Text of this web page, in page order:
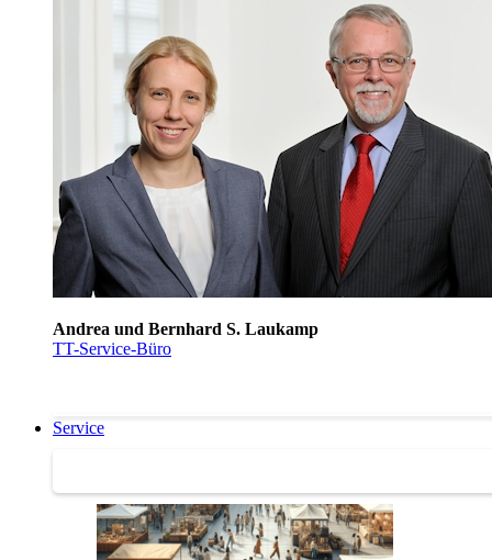
Andrea und Bernhard S. Laukamp
TT-Service-Büro
Service